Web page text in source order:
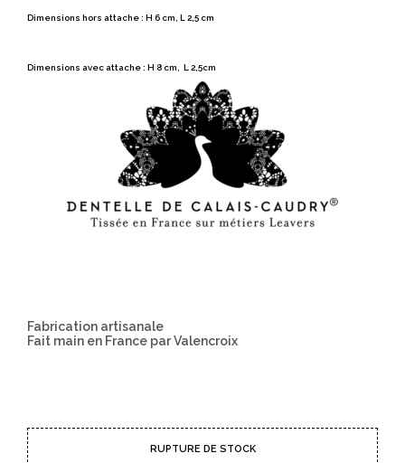
Dimensions hors attache : H 6 cm, L 2,5 cm
Dimensions avec attache : H 8 cm, L 2,5cm
Fabrication artisanale
Fait main en France par Valencroix
RUPTURE DE STOCK